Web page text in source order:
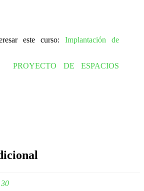
este curso:Implantación de
PROYECTO DE ESPACIOS
30